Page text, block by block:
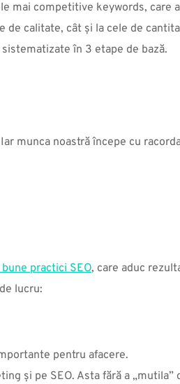
mai competitive keywords,
calitate, cât și la cele de
în 3 etape de bază.
munca noastră începe cu
practici SEO, care aduc
lucru:
pentru afacere.
și pe SEO. Asta fără a